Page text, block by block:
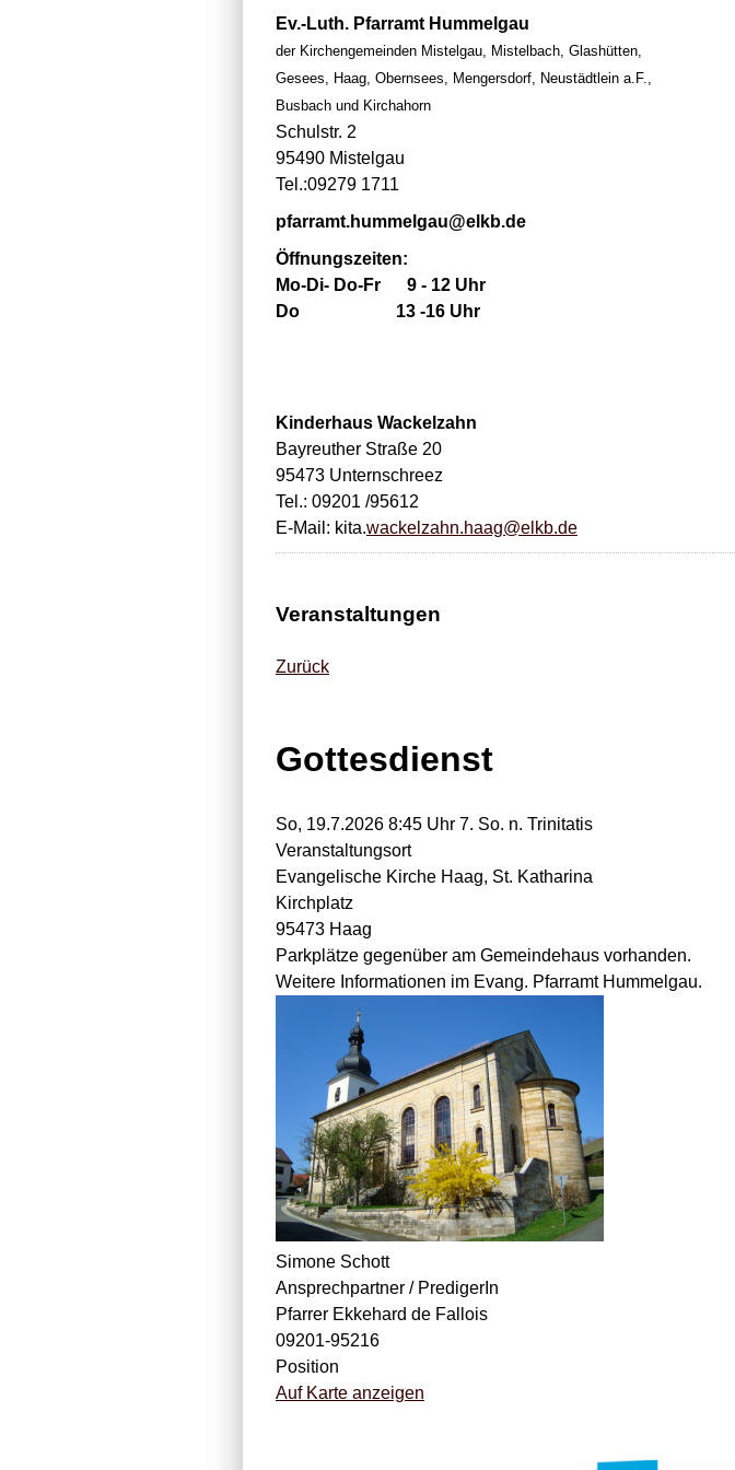
Ev.-Luth. Pfarramt Hummelgau
der Kirchengemeinden Mistelgau, Mistelbach, Glashütten,
Gesees, Haag, Obernsees, Mengersdorf, Neustädtlein a.F.,
Busbach und Kirchahorn
Schulstr. 2
95490 Mistelgau
Tel.:09279 1711
pfarramt.hummelgau@elkb.de
Öffnungszeiten:
Mo-Di- Do-Fr 9 - 12 Uhr
Do 13 -16 Uhr
Kinderhaus Wackelzahn
Bayreuther Straße 20
95473 Unternschreez
Tel.: 09201 /95612
E-Mail: kita.wackelzahn.haag@elkb.de
Veranstaltungen
Zurück
Gottesdienst
So, 19.7.2026 8:45 Uhr 7. So. n. Trinitatis
Veranstaltungsort
Evangelische Kirche Haag, St. Katharina
Kirchplatz
95473 Haag
Parkplätze gegenüber am Gemeindehaus vorhanden.
Weitere Informationen im Evang. Pfarramt Hummelgau.
Simone Schott
Ansprechpartner / PredigerIn
Pfarrer Ekkehard de Fallois
09201-95216
Position
Auf Karte anzeigen